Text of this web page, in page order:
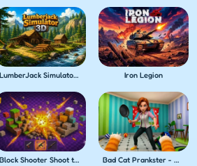
LumberJack Simulator 3D Iron Legion
Block Shooter Shoot the Blocks! Bad Cat Prankster - Mom's Return